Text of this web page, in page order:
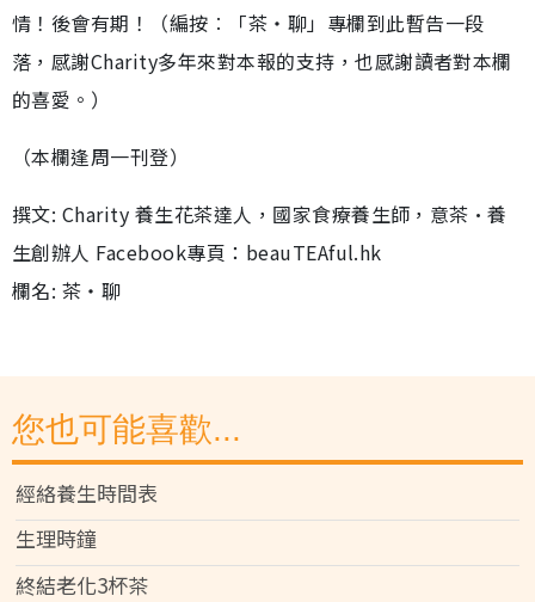
情！後會有期！（編按︰「茶‧聊」專欄到此暫告一段
落，感謝Charity多年來對本報的支持，也感謝讀者對本欄
的喜愛。）
（本欄逢周一刊登）
撰文: Charity 養生花茶達人，國家食療養生師，意茶•養
生創辦人 Facebook專頁：beauTEAful.hk
欄名: 茶‧聊
您也可能喜歡...
經絡養生時間表
生理時鐘
終結老化3杯茶